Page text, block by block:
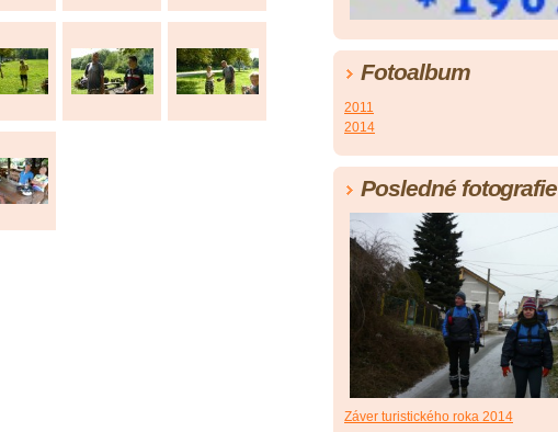
Fotoalbum
2011
2014
Posledné fotografie
Záver turistického roka 2014